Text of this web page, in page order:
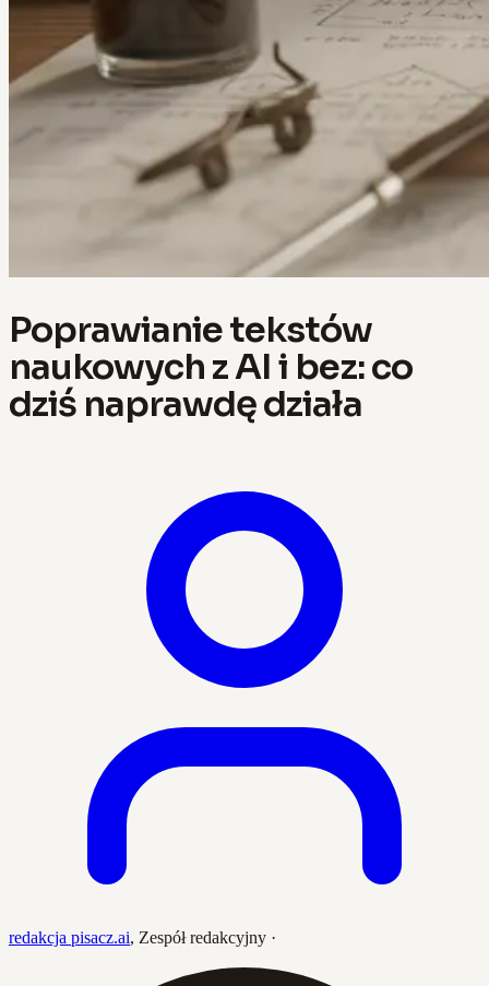
Poprawianie tekstów
naukowych z AI i bez: co
dziś naprawdę działa
redakcja pisacz.ai, Zespół redakcyjny ·